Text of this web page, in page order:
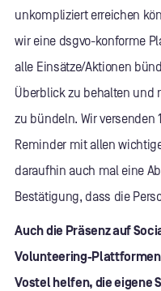
unkompliziert erreichen
wir eine dsgvo-konforme
alle Einsätze/Aktionen
Überblick zu behalten und
zu bündeln. Wir versenden
Reminder mit allen
daraufhin auch mal eine
Bestätigung, dass die
Auch die Präsenz auf
Volunteering-
Vostel helfen, die eigene